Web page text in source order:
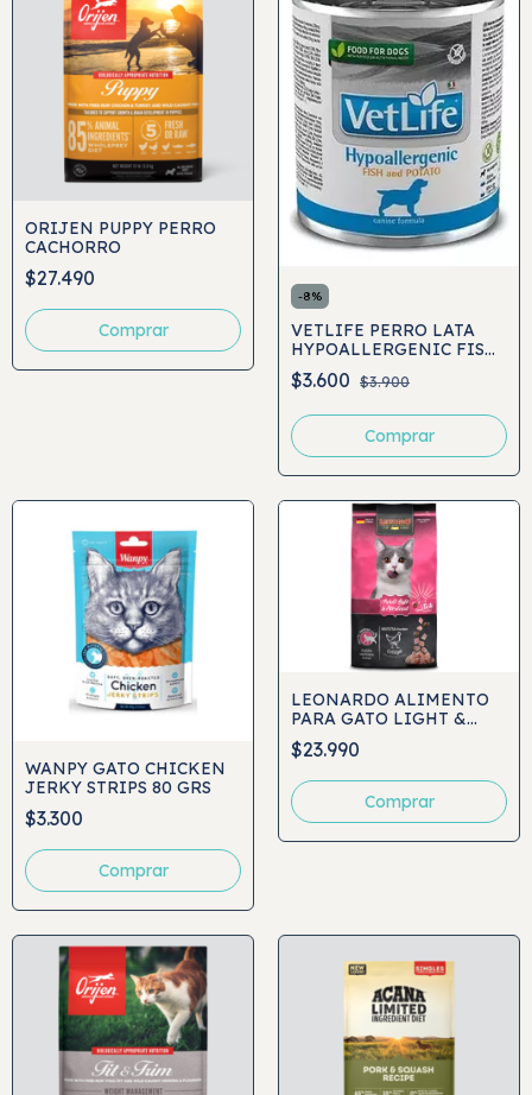
ORIJEN PUPPY PERRO
CACHORRO
$27.490
Comprar
-8%
VETLIFE PERRO LATA
HYPOALLERGENIC FISH
AND POTATO 300GR
$3.600 $3.900
WANPY GATO CHICKEN
JERKY STRIPS 80 GRS
$3.300
LEONARDO ALIMENTO
PARA GATO LIGHT &
STERILIZED
$23.990
Comprar